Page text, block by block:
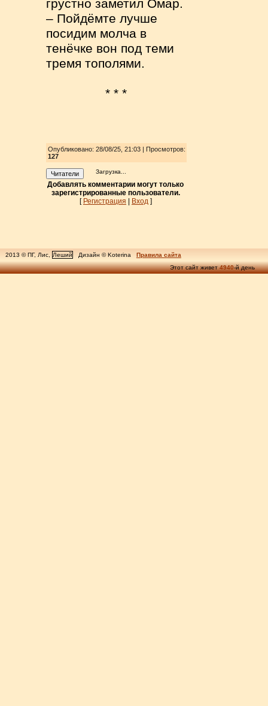
грустно заметил Омар.
– Пойдёмте лучше
посидим молча в
тенёчке вон под теми
тремя тополями.
* * *
Опубликовано: 28/08/25, 21:03 | Просмотров:
127
Читатели Загрузка...
Добавлять комментарии могут только
зарегистрированные пользователи.
[ Регистрация Вход]
2013 © ПГ, Лис, Леший Дизайн © Koterina
Правила сайта
Этот сайт живет4940-й день